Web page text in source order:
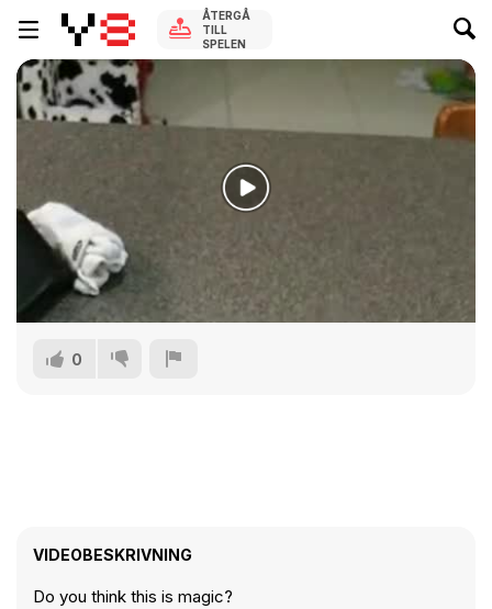
ÅTERGÅ
TILL
SPELEN
0
VIDEOBESKRIVNING
Do you think this is magic?